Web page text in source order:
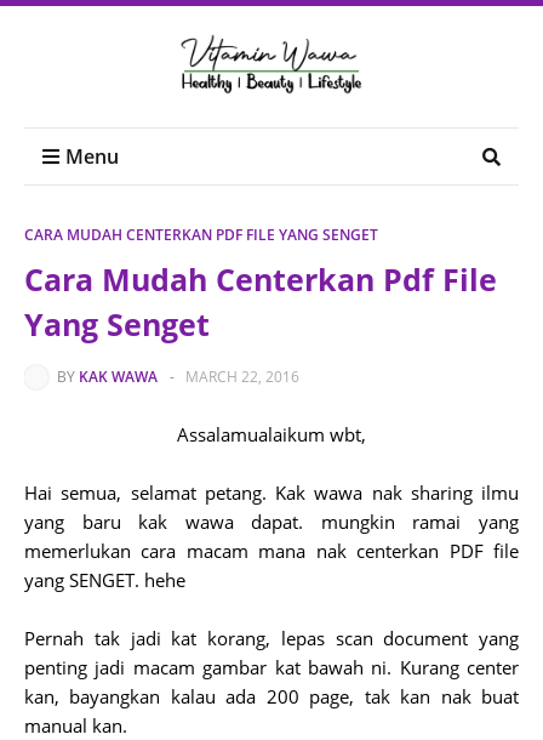
Menu
CARA MUDAH CENTERKAN PDF FILE YANG SENGET
Cara Mudah Centerkan Pdf File
Yang Senget
BY KAK WAWA - MARCH 22, 2016
Assalamualaikum wbt,
Hai semua, selamat petang. Kak wawa nak sharing ilmu
yang baru kak wawa dapat. mungkin ramai yang
memerlukan cara macam mana nak centerkan PDF file
yang SENGET. hehe
Pernah tak jadi kat korang, lepas scan document yang
penting jadi macam gambar kat bawah ni. Kurang center
kan, bayangkan kalau ada 200 page, tak kan nak buat
manual kan.